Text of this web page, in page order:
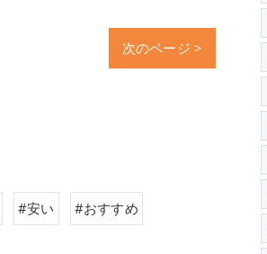
次のページ >
#安い #おすすめ